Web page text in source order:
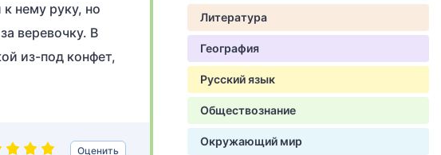
нему руку, но
веревочку. В
из-под конфет,
Оценить
Литература
География
Русский язык
Обществознание
Окружающий мир